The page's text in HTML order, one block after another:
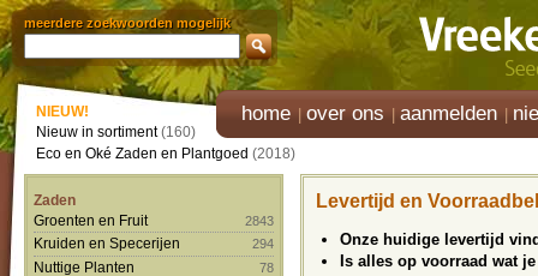
meerdere zoekwoorden mogelijk
home over ons aanmelden
NIEUW!
Nieuw in sortiment(160)
Eco en Oké Zaden en Plantgoed (2018)
Zaden
Groenten en Fruit
2843
Kruiden en Specerijen 294
Nuttige Planten 78
Levertijd en
Onze huidige levertijd
Is alles op voorraad wat